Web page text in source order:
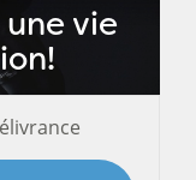
vie